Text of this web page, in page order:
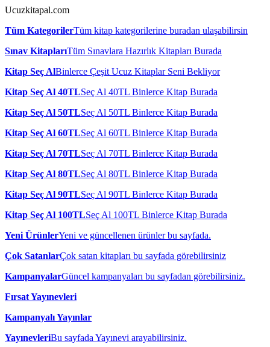
Ucuzkitapal.com
Tüm KategorilerTüm kitap kategorilerine buradan ulaşabilirsin
Sınav KitaplarıTüm Sınavlara Hazırlık Kitapları Burada
Kitap Seç AlBinlerce Çeşit Ucuz Kitaplar Seni Bekliyor
Kitap Seç Al 40TLSeç Al 40TL Binlerce Kitap Burada
Kitap Seç Al 50TLSeç Al 50TL Binlerce Kitap Burada
Kitap Seç Al 60TLSeç Al 60TL Binlerce Kitap Burada
Kitap Seç Al 70TLSeç Al 70TL Binlerce Kitap Burada
Kitap Seç Al 80TLSeç Al 80TL Binlerce Kitap Burada
Kitap Seç Al 90TLSeç Al 90TL Binlerce Kitap Burada
Kitap Seç Al 100TLSeç Al 100TL Binlerce Kitap Burada
Yeni ÜrünlerYeni ve güncellenen ürünler bu sayfada.
Çok SatanlarÇok satan kitapları bu sayfada görebilirsiniz
KampanyalarGüncel kampanyaları bu sayfadan görebilirsiniz.
Fırsat Yayınevleri
Kampanyalı Yayınlar
YayınevleriBu sayfada Yayınevi arayabilirsiniz.